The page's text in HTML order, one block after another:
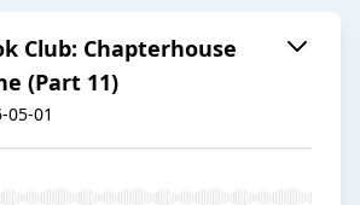
Club: Chapterhouse
(Part 11)
05-01